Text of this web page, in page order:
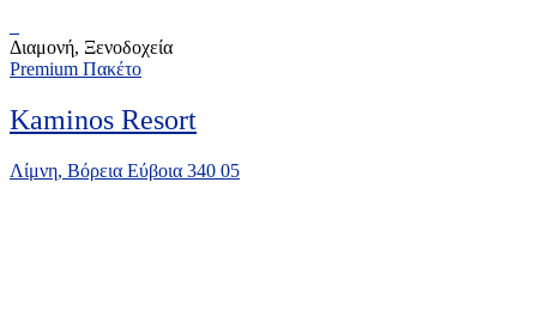
Διαμονή, Ξενοδοχεία
Premium Πακέτο
Kaminos Resort
Λίμνη, Βόρεια Εύβοια 340 05